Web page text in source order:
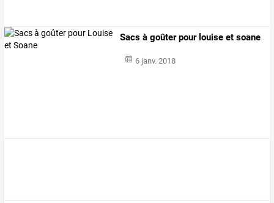
Sacs à goûter pour louise et soane
6 janv. 2018